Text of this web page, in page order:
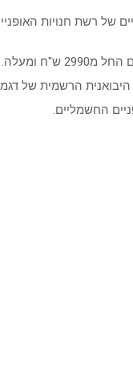
של רשת חנויות
ש"ח ומעלה.
היבואנית הרשמית של
החשמליים.